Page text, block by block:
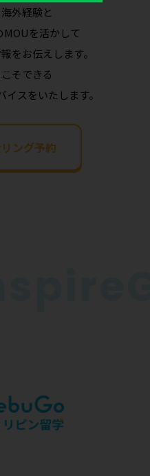
外経験と
を活かして
をお伝えします。
そできる
スをいたします。
ング予約